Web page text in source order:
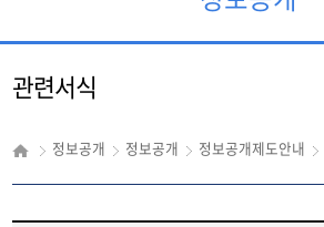
관련서식
정보공개 정보공개 정보공개제도안내